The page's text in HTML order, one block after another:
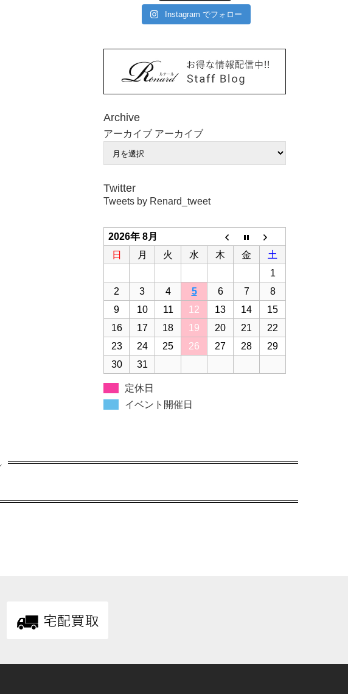
Instagram でフォロー
Archive
アーカイブ アーカイブ
Twitter
Tweets by Renard_tweet
2026年 8月
日
月 火 水 木 金
土
1
2
3 4 5 6 7
8
9
10 11 12 13 14
15
16
17 18 19 20 21
22
23
24 25 26 27 28
29
30
31
定休日
イベント開催日